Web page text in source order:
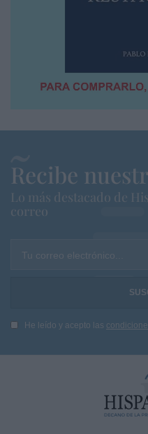
Recibe
Lo más destacado de
correo
Tu correo electrónico...
He leído y acepto las